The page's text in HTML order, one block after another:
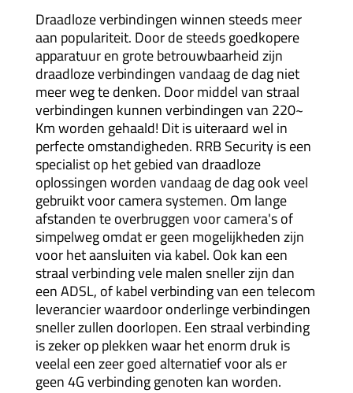
Draadloze verbindingen winnen steeds meer
aan populariteit. Door de steeds goedkopere
apparatuur en grote betrouwbaarheid zijn
draadloze verbindingen vandaag de dag niet
meer weg te denken. Door middel van straal
verbindingen kunnen verbindingen van 220~
Km worden gehaald! Dit is uiteraard wel in
perfecte omstandigheden. RRB Security is een
specialist op het gebied van draadloze
oplossingen worden vandaag de dag ook veel
gebruikt voor camera systemen. Om lange
afstanden te overbruggen voor camera's of
simpelweg omdat er geen mogelijkheden zijn
voor het aansluiten via kabel. Ook kan een
straal verbinding vele malen sneller zijn dan
een ADSL, of kabel verbinding van een telecom
leverancier waardoor onderlinge verbindingen
sneller zullen doorlopen. Een straal verbinding
is zeker op plekken waar het enorm druk is
veelal een zeer goed alternatief voor als er
geen 4G verbinding genoten kan worden.